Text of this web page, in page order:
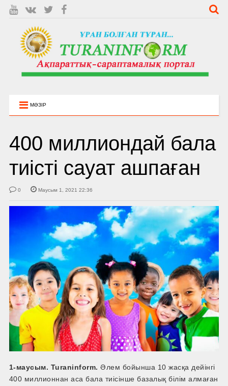
МӘЗІР
400 миллиондай бала
тиісті сауат ашпаған
0 Маусым 1, 2021 22:36
1-маусым. Turaninform. Әлем бойынша 10 жасқа дейінгі
400 миллионнан аса бала тиісінше базалық білім алмаған